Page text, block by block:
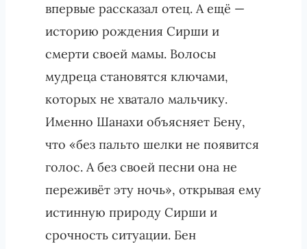
впервые рассказал отец. А ещё —
историю рождения Сирши и
смерти своей мамы. Волосы
мудреца становятся ключами,
которых не хватало мальчику.
Именно Шанахи объясняет Бену,
что «без пальто шелки не появится
голос. А без своей песни она не
переживёт эту ночь», открывая ему
истинную природу Сирши и
срочность ситуации. Бен